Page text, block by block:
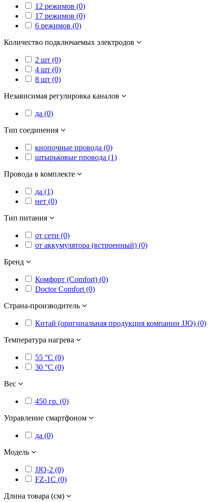
12 режимов (0)
17 режимов (0)
6 режимов (0)
Количество подключаемых электродов
2 шт (0)
4 шт (0)
8 шт (0)
Независимая регулировка каналов
да (0)
Тип соединения
кнопочные провода (0)
штырьковые провода (1)
Провода в комплекте
да (1)
нет (0)
Тип питания
от сети (0)
от аккумулятора (встроенный) (0)
Бренд
Комфорт (Comfort) (0)
Doctor Comfort (0)
Страна-производитель
Китай (оригинальная продукция компании JJQ) (0)
Температура нагрева
55 °C (0)
30 °C (0)
Вес
450 гр. (0)
Управление смартфоном
да (0)
Модель
JJQ-2 (0)
FZ-1C (0)
Длина товара (см)